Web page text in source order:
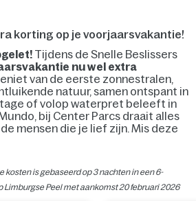
korting op je voorjaarsvakantie!
Tijdens de Snelle Beslissers
nu wel extra
van de eerste zonnestralen,
natuur, samen ontspant in
of volop waterpret beleeft in
bij Center Parcs draait alles
mensen die je lief zijn. Mis deze
kosten is gebaseerd op 3 nachten in een 6-
Limburgse Peel met aankomst 20 februari 2026